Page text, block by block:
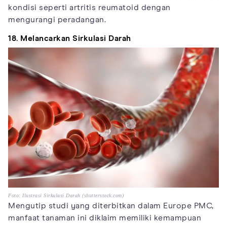
kondisi seperti artritis reumatoid dengan
mengurangi peradangan.
18. Melancarkan Sirkulasi Darah
Foto: Ilustrasi Sirkulasi Darah (shutterstock.com)
Mengutip studi yang diterbitkan dalam Europe PMC,
manfaat tanaman ini diklaim memiliki kemampuan